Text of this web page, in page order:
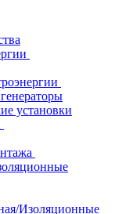
установки
Изоляционные